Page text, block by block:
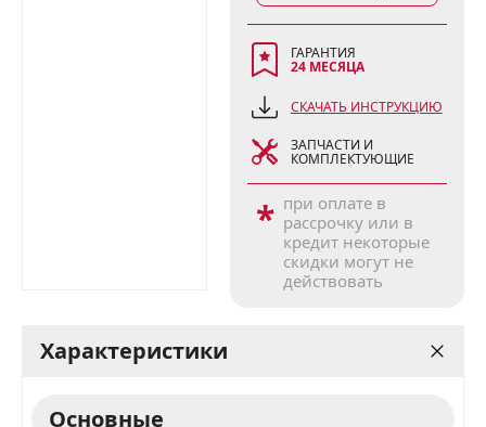
ГАРАНТИЯ
24 МЕСЯЦА
СКАЧАТЬ ИНСТРУКЦИЮ
ЗАПЧАСТИ И
КОМПЛЕКТУЮЩИЕ
* при оплате в
рассрочку или в
кредит некоторые
скидки могут не
действовать
Характеристики
Основные